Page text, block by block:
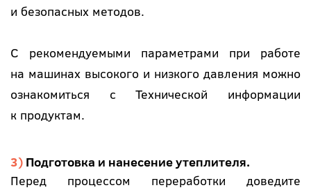
и безопасных методов.
С рекомендуемыми параметрами при работе
на машинах высокого и низкого давления можно
ознакомиться с Технической информации
к продуктам.
Подготовка и нанесение утеплителя.
Перед процессом переработки доведите